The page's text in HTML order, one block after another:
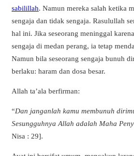
sabilillah. Namun mereka salah ketika
sengaja dan tidak sengaja. Rasulullah
hal ini. Jika seseorang meninggal
sengaja di medan perang, ia tetap
Namun bila seseorang sengaja bunuh
berlaku: haram dan dosa besar.
Allah ta’ala berfirman:
“Dan janganlah kamu membunuh
Sesungguhnya Allah adalah Maha
Nisa : 29].